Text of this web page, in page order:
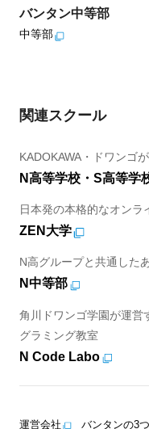
バンタン中等部
中等部
関連スクール
KADOKAWA・ドワンゴ
N高等学校・S高等学
日本発の本格的なオンラ
ZEN大学
N高グループと共通した
N中等部
角川ドワンゴ学園が運営
グラミング教室
N Code Labo
運営会社 バンタンの3